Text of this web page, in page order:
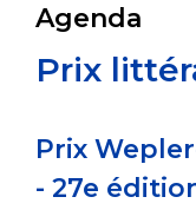
Agenda
Prix
Prix
- 27e